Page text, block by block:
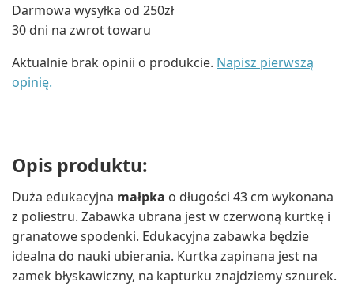
Darmowa wysyłka od 250zł
30 dni na zwrot towaru
Aktualnie brak opinii o produkcie. Napisz pierwszą
opinię.
Opis produktu:
Duża edukacyjna małpka o długości 43 cm wykonana
z poliestru. Zabawka ubrana jest w czerwoną kurtkę i
granatowe spodenki. Edukacyjna zabawka będzie
idealna do nauki ubierania. Kurtka zapinana jest na
zamek błyskawiczny, na kapturku znajdziemy sznurek.